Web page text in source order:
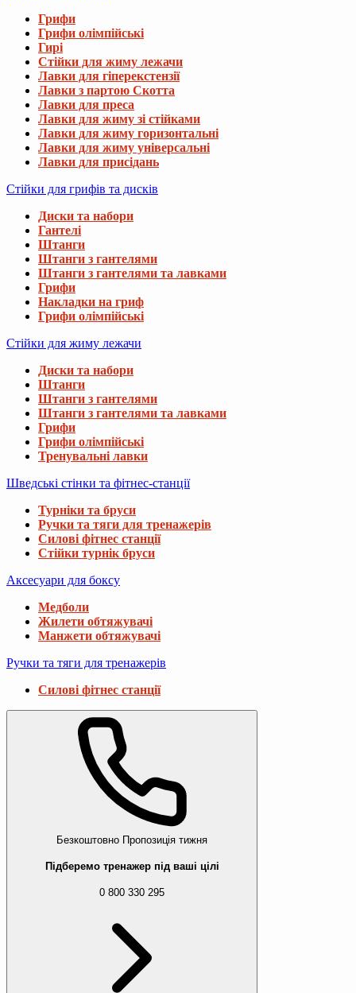
Грифи
Грифи олімпійські
Гирі
Стійки для жиму лежачи
Лавки для гіперекстензії
Лавки з партою Скотта
Лавки для преса
Лавки для жиму зі стійками
Лавки для жиму горизонтальні
Лавки для жиму універсальні
Лавки для присідань
Стійки для грифів та дисків
Диски та набори
Гантелі
Штанги
Штанги з гантелями
Штанги з гантелями та лавками
Грифи
Накладки на гриф
Грифи олімпійські
Стійки для жиму лежачи
Диски та набори
Штанги
Штанги з гантелями
Штанги з гантелями та лавками
Грифи
Грифи олімпійські
Тренувальні лавки
Шведські стінки та фітнес-станції
Турніки та бруси
Ручки та тяги для тренажерів
Силові фітнес станції
Стійки турнік бруси
Аксесуари для боксу
Медболи
Жилети обтяжувачі
Манжети обтяжувачі
Ручки та тяги для тренажерів
Силові фітнес станції
Безкоштовно Пропозиція тижня
Підберемо тренажер під ваші цілі
0 800 330 295